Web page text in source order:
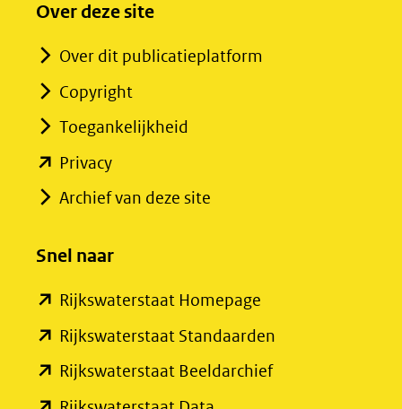
Over deze site
Over dit publicatieplatform
Copyright
Toegankelijkheid
Privacy(opent
in
venster)
naar
een
andere
Archief van deze site
Snel naar
Rijkswaterstaat Homepage
in
Rijkswaterstaat Standaarden
Rijkswaterstaat Beeldarchief(opent